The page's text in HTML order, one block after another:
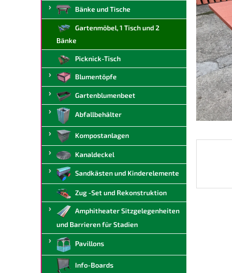
i
e
Bänke und Tische
Gartenmöbel, 1 Tisch und 2
Bänke
Picknick-Tisch
Blumentöpfe
Gartenblumenbeet
Abfallbehälter
Kompostanlagen
Kanaldeckel
Sandkästen und Kinderelemente
Zug -Set und Rekonstruktion
Amphitheater Sitzgelegenheiten
und Barrieren für Stadien
Pavillons
Info-Boards